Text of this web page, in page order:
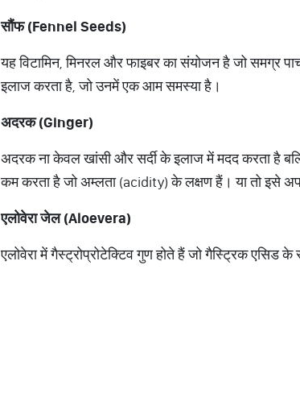
सौंफ (Fennel Seeds)
यह विटामिन, मिनरल और फाइबर का संयोजन है जो समग्र
इलाज करता है, जो उनमें एक आम समस्या है।
अदरक (Ginger)
अदरक ना केवल खांसी और सर्दी के इलाज में मदद करता है
कम करता है जो अम्लता (acidity) के लक्षण हैं। या तो इसे
एलोवेरा जेल (Aloevera)
एलोवेरा में गैस्ट्रोप्रोटेक्टिव गुण होते हैं जो गैस्ट्रिक एसिड